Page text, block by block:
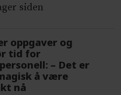
siden
oppgaver og
tid for
– Det er
å være
nå